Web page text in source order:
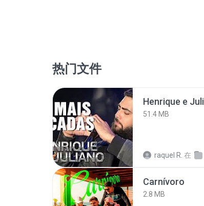
热门文件
51.4 MB
raquel R. 在
Carnívoro
2.8 MB